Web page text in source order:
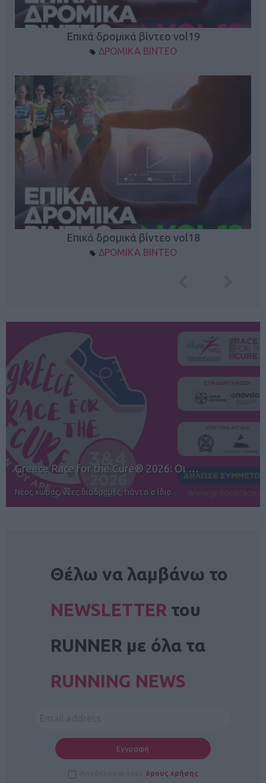
Επικά δρομικά βίντεο vol19
ΔΡΟΜΙΚΑ ΒΙΝΤΕΟ
Επικά δρομικά βίντεο vol18
ΔΡΟΜΙΚΑ ΒΙΝΤΕΟ
12ος TUI Rhodes Marathon: Άνοιγμα ε…
Αγώνες για όλους στην Ρόδο
Θέλω να λαμβάνω το
NEWSLETTER του
RUNNER με όλα τα
RUNNING NEWS
όρους χρήσης